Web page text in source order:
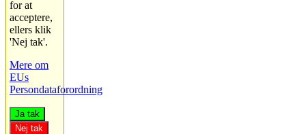
for at
acceptere,
ellers klik
'Nej tak'.
Mere om
EUs
Persondataforordning
Ja tak
Nej tak